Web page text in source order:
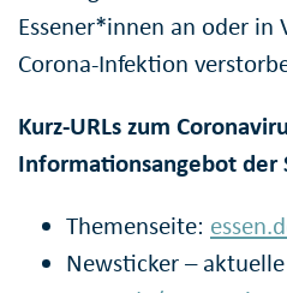
Essener*innen an oder
Corona-Infektion
Kurz-URLs zum
Informationsangebot der
Themenseite:
Newsticker –